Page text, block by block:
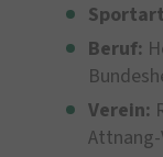
Beruf:
Verein: